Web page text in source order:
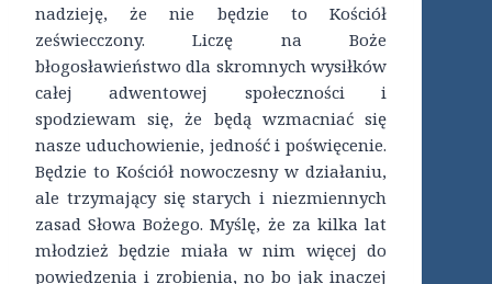
nadzieję, że nie będzie to Kościół
zeświecczony. Liczę na Boże
błogosławieństwo dla skromnych wysiłków
całej adwentowej społeczności i
spodziewam się, że będą wzmacniać się
nasze uduchowienie, jedność i poświęcenie.
Będzie to Kościół nowoczesny w działaniu,
ale trzymający się starych i niezmiennych
zasad Słowa Bożego. Myślę, że za kilka lat
młodzież będzie miała w nim więcej do
powiedzenia i zrobienia, no bo jak inaczej